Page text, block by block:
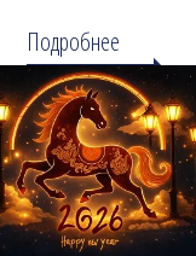
Подробнее